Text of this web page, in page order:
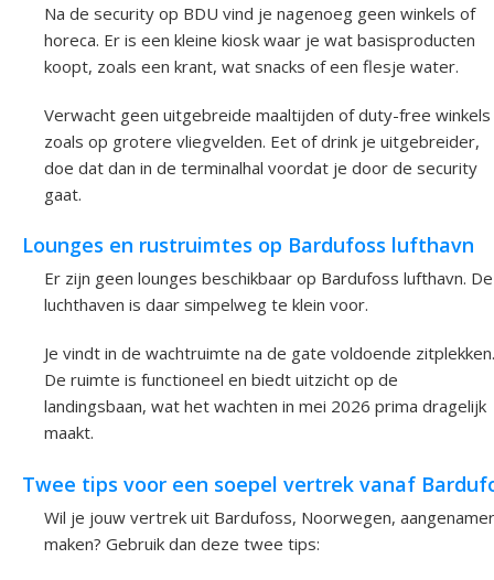
Na de security op BDU vind je nagenoeg geen winkels of
horeca. Er is een kleine kiosk waar je wat basisproducten
koopt, zoals een krant, wat snacks of een flesje water.
Verwacht geen uitgebreide maaltijden of duty-free winkels
zoals op grotere vliegvelden. Eet of drink je uitgebreider,
doe dat dan in de terminalhal voordat je door de security
gaat.
Lounges en rustruimtes op Bardufoss lufthavn
Er zijn geen lounges beschikbaar op Bardufoss lufthavn. De
luchthaven is daar simpelweg te klein voor.
Je vindt in de wachtruimte na de gate voldoende zitplekken.
De ruimte is functioneel en biedt uitzicht op de
landingsbaan, wat het wachten in mei 2026 prima dragelijk
maakt.
Twee tips voor een soepel vertrek vanaf
Wil je jouw vertrek uit Bardufoss, Noorwegen, aangenamer
maken? Gebruik dan deze twee tips: